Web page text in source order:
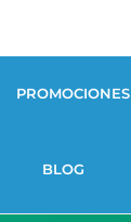
PROMOCIONES
BLOG